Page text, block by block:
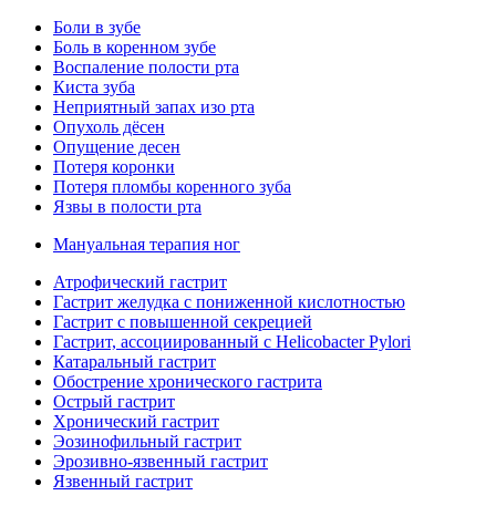
Боли в зубе
Боль в коренном зубе
Воспаление полости рта
Киста зуба
Неприятный запах изо рта
Опухоль дёсен
Опущение десен
Потеря коронки
Потеря пломбы коренного зуба
Язвы в полости рта
Мануальная терапия ног
Атрофический гастрит
Гастрит желудка с пониженной кислотностью
Гастрит с повышенной секрецией
Гастрит, ассоциированный с Helicobacter Pylori
Катаральный гастрит
Обострение хронического гастрита
Острый гастрит
Хронический гастрит
Эозинофильный гастрит
Эрозивно-язвенный гастрит
Язвенный гастрит